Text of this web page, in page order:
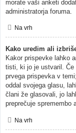
morate vaši anketi
administratorja foruma.
Na vrh
Kako uredim ali
Kakor prispevke lahko
tisti, ki jo je ustvaril. Če
prvega prispevka v
oddal svojega glasu,
člani že glasovali, jo
preprečuje spremembo
Na vrh